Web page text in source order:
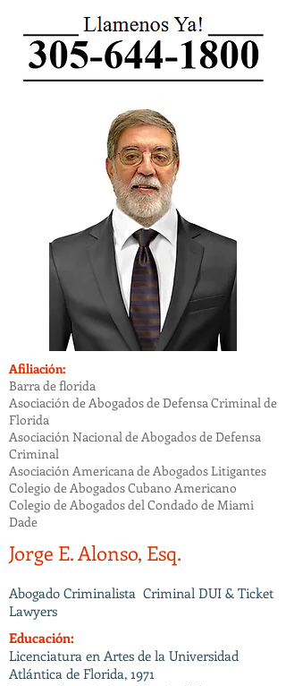
Afiliación:
Barra de florida
Asociación de Abogados de Defensa Criminal de
Florida
Asociación Nacional de Abogados de Defensa
Criminal
Asociación Americana de Abogados Litigantes
Colegio de Abogados Cubano Americano
Colegio de Abogados del Condado de Miami
Dade
Jorge E. Alonso, Esq.
Abogado Criminalista Criminal DUI & Ticket
Lawyers
Educación:
Licenciatura en Artes de la Universidad
Atlántica de Florida, 1971